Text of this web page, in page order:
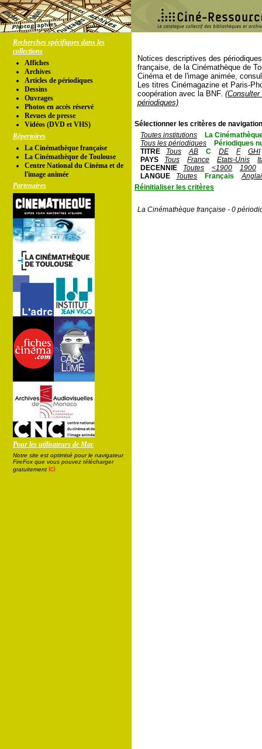
Recherches spécifiques dans les
collections
Affiches
Archives
Articles de périodiques
Dessins
Ouvrages
Photos en accés réservé
Revues de presse
Vidéos (DVD et VHS)
Répertoires
La Cinémathèque française
La Cinémathèque de Toulouse
Centre National du Cinéma et de
l'image animée
Partenaires
Pour les utilisateurs de Mac
Notre site est optimisé pour le navigateur
FireFox que vous pouvez télécharger
gratuitement ici
Notices descriptives des
française, de la Cinémathèque de
Cinéma et de l'image animée,
Les titres Cinémagazine et Paris-
coopération avec la BNF.
périodiques)
Sélectionner les critères de
Toutes institutions
La
Tous les périodiques
Périodiques
TITRE
Tous AB C DE F
GHI
PAYS
Tous France Etats-Unis
DECENNIE
Toutes <1900
1900
LANGUE
Toutes Français
Réinitialiser les critères
La Cinémathèque française - 0